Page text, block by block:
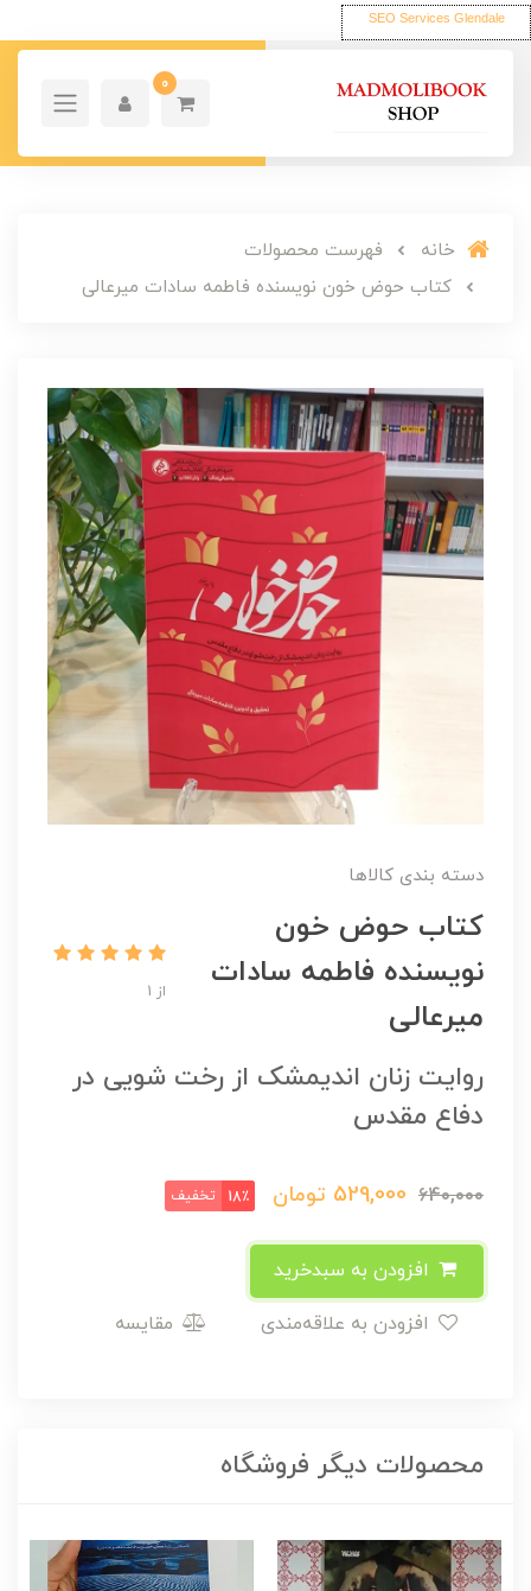
SEO Services Glendale
0
خانه
فهرست محصولات
کتاب حوض خون نویسنده فاطمه سادات میرعالی
دسته بندی کالاها
کتاب حوض خون
نویسنده فاطمه سادات
میرعالی
از 1
روایت زنان اندیمشک از رخت شویی در
دفاع مقدس
640,000
529,000 تومان 18٪ تخفیف
مقایسه
محصولات دیگر فروشگاه